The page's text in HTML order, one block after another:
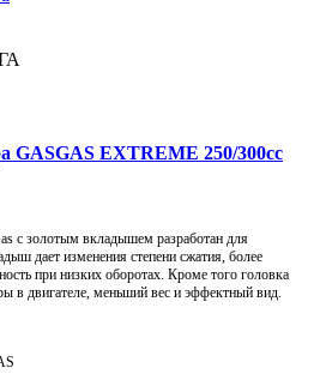
GASGAS EXTREME 250/300cc
с золотым вкладышем разработан для
дает изменения степени сжатия, более
при низких оборотах. Кроме того головка
в двигателе, меньший вес и эффектный вид.